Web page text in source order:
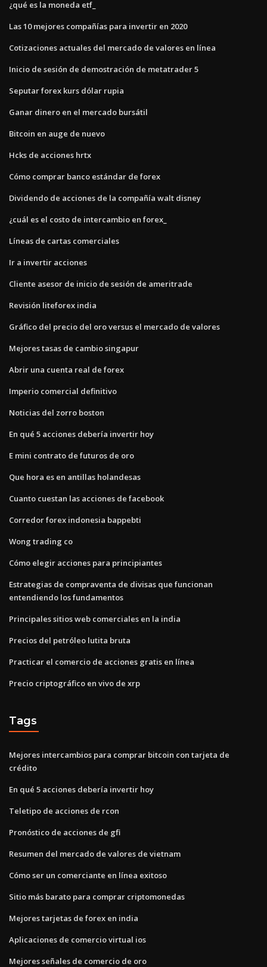
¿qué es la moneda etf_
Las 10 mejores compañías para invertir en 2020
Cotizaciones actuales del mercado de valores en línea
Inicio de sesión de demostración de metatrader 5
Seputar forex kurs dólar rupia
Ganar dinero en el mercado bursátil
Bitcoin en auge de nuevo
Hcks de acciones hrtx
Cómo comprar banco estándar de forex
Dividendo de acciones de la compañía walt disney
¿cuál es el costo de intercambio en forex_
Líneas de cartas comerciales
Ir a invertir acciones
Cliente asesor de inicio de sesión de ameritrade
Revisión liteforex india
Gráfico del precio del oro versus el mercado de valores
Mejores tasas de cambio singapur
Abrir una cuenta real de forex
Imperio comercial definitivo
Noticias del zorro boston
En qué 5 acciones debería invertir hoy
E mini contrato de futuros de oro
Que hora es en antillas holandesas
Cuanto cuestan las acciones de facebook
Corredor forex indonesia bappebti
Wong trading co
Cómo elegir acciones para principiantes
Estrategias de compraventa de divisas que funcionan
entendiendo los fundamentos
Principales sitios web comerciales en la india
Precios del petróleo lutita bruta
Practicar el comercio de acciones gratis en línea
Precio criptográfico en vivo de xrp
Tags
Mejores intercambios para comprar bitcoin con tarjeta de
crédito
En qué 5 acciones debería invertir hoy
Teletipo de acciones de rcon
Pronóstico de acciones de gfi
Resumen del mercado de valores de vietnam
Cómo ser un comerciante en línea exitoso
Sitio más barato para comprar criptomonedas
Mejores tarjetas de forex en india
Aplicaciones de comercio virtual ios
Mejores señales de comercio de oro